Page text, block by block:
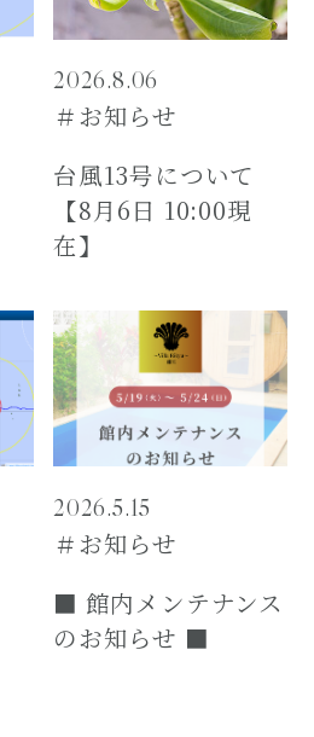
2026.8.06
＃お知らせ
台風13号について
【8月6日 10:00現
在】
2026.5.15
＃お知らせ
■ 館内メンテナンス
のお知らせ ■